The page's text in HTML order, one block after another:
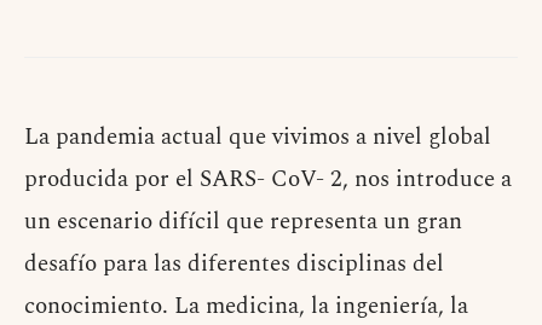
La pandemia actual que vivimos a nivel global
producida por el SARS- CoV- 2, nos introduce a
un escenario difícil que representa un gran
desafío para las diferentes disciplinas del
conocimiento. La medicina, la ingeniería, la